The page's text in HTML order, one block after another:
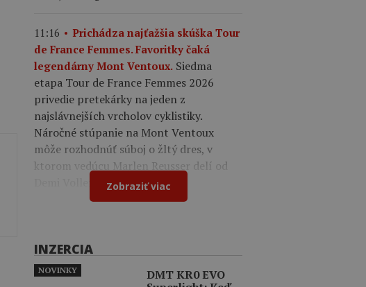
11:16
Prichádza najťažšia skúška Tour
de France Femmes. Favoritky čaká
legendárny Mont Ventoux. Siedma
etapa Tour de France Femmes 2026
privedie pretekárky na jeden z
najslávnejších vrcholov cyklistiky.
Náročné stúpanie na Mont Ventoux
môže rozhodnúť súboj o žltý dres, v
ktorom vedúcu Marlen Reusser delí od
Demi Vollering iba 12 sekúnd.
Zobraziť viac
INZERCIA
DMT KR0 EVO
NOVINKY